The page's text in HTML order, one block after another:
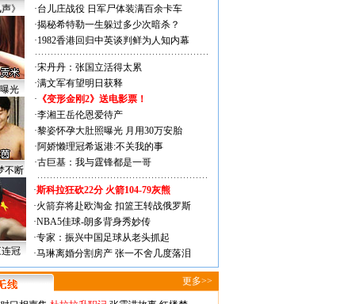
》
光
不断
·台儿庄战役 日军尸体装满百余卡车
·揭秘希特勒一生躲过多少次暗杀？
·1982香港回归中英谈判鲜为人知内幕
·宋丹丹：张国立活得太累
·满文军有望明日获释
· 《变形金刚2》送电影票！
·李湘王岳伦恩爱待产
·黎姿怀孕大肚照曝光 月用30万安胎
·阿娇懒理冠希返港:不关我的事
·古巨基：我与霆锋都是一哥
冠
·斯科拉狂砍22分 火箭104-79灰熊
·火箭弃将赴欧淘金 扣篮王转战俄罗斯
·NBA5佳球-朗多背身秀妙传
·专家：振兴中国足球从老头抓起
·马琳离婚分割房产 张一不舍几度落泪
更多>>